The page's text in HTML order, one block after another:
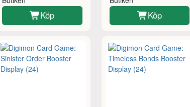
Köp Köp